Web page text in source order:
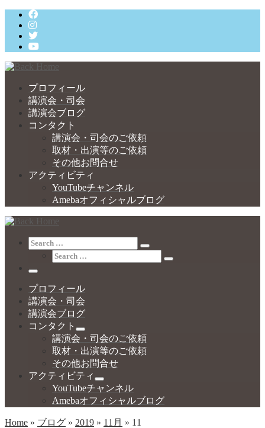
Skip
content
プロフィール
講演会・司会
講演会ブログ
コンタクト
講演会・司会のご依頼
取材・出演等のご依頼
その他お問合せ
アクティビティ
YouTubeチャンネル
Amebaオフィシャルブログ
Search
Search
Search
Search
Menu
プロフィール
講演会・司会
講演会ブログ
コンタクト
講演会・司会のご依頼
取材・出演等のご依頼
その他お問合せ
アクティビティ
YouTubeチャンネル
Amebaオフィシャルブログ
Home » ブログ » 2019 » 11月 » 11